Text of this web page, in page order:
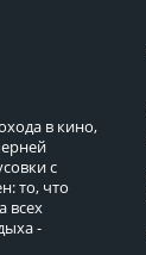
в кино,
с
то, что
всех
-